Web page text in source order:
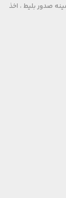
صدور بلیط ، اخذ